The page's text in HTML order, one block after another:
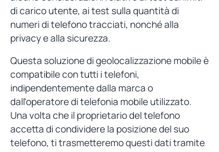
di carico utente, ai test sulla quantità di
numeri di telefono tracciati, nonché alla
privacy e alla sicurezza.
Questa soluzione di geolocalizzazione mobile è
compatibile con tutti i telefoni,
indipendentemente dalla marca o
dall'operatore di telefonia mobile utilizzato.
Una volta che il proprietario del telefono
accetta di condividere la posizione del suo
telefono, ti trasmetteremo questi dati tramite